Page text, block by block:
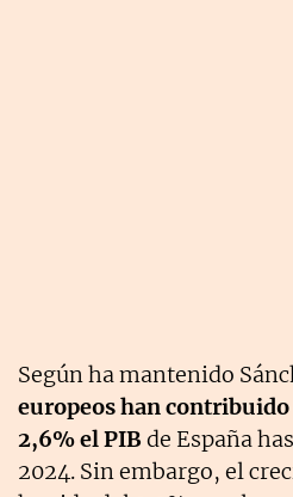
Según ha mantenido
europeos han
2,6% el PIB de España
2024. Sin embargo, el